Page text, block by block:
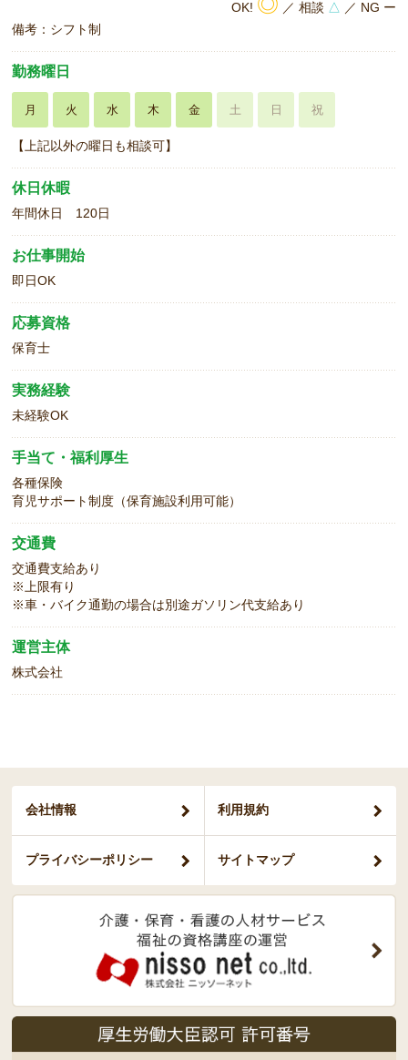
OK! ／ 相談 △ ／ NG ー
備考：シフト制
勤務曜日
月 火 水 木 金 土 日 祝
【上記以外の曜日も相談可】
休日休暇
年間休日 120日
お仕事開始
即日OK
応募資格
保育士
実務経験
未経験OK
手当て・福利厚生
各種保険
育児サポート制度（保育施設利用可能）
交通費
交通費支給あり
※上限有り
※車・バイク通勤の場合は別途ガソリン代支給あり
運営主体
株式会社
会社情報 利用規約
プライバシーポリシー サイトマップ